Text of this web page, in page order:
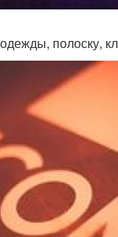
полоску,